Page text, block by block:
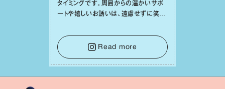
タイミングです。周囲からの温かいサポ
ートや嬉しいお誘いは、遠慮せずに笑顔
せになっていくイメージを持って⼀歩を
踏み出して。⼀⼈⼀⼈の良いところが混
ざり合い、ハッピーな未来が形作られて
いきます。
Read more